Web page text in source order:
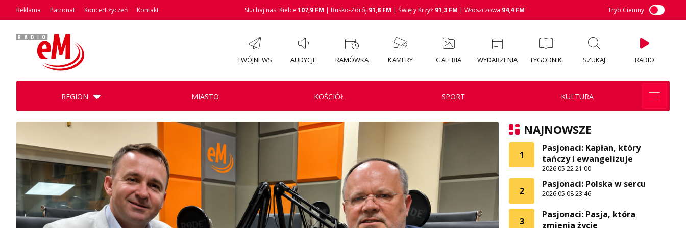
Reklama Patronat Koncert życzeń Kontakt Słuchaj nas: Kielce 107,9 FM | Busko-Zdrój 91,8 FM | Święty Krzyż 91,3 FM | Włoszczowa 94,4 FM Tryb Ciemny
TWÓJNEWS AUDYCJE RAMÓWKA KAMERY GALERIA WYDARZENIA TYGODNIK SZUKAJ RADIO
REGION MIASTO KOŚCIÓŁ SPORT KULTURA
NAJNOWSZE
1
Pasjonaci: Kapłan, który
tańczy i ewangelizuje
2026.05.22 21:00
2
Pasjonaci: Polska w sercu
2026.05.08 23:46
3
Pasjonaci: Pasja, która
zmienia życie